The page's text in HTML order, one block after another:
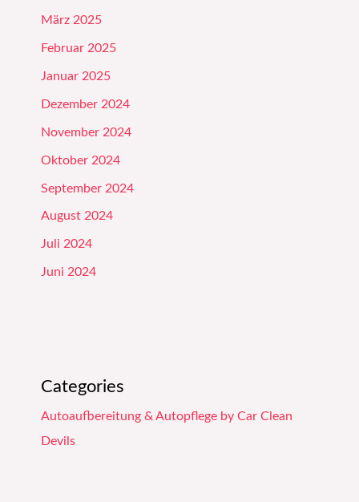
März 2025
Februar 2025
Januar 2025
Dezember 2024
November 2024
Oktober 2024
September 2024
August 2024
Juli 2024
Juni 2024
Categories
Autoaufbereitung & Autopflege by Car Clean
Devils